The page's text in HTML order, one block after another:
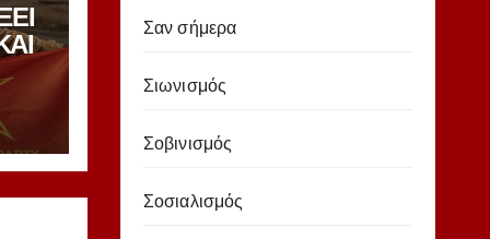
Σαν σήμερα
Σιωνισμός
Σοβινισμός
Σοσιαλισμός